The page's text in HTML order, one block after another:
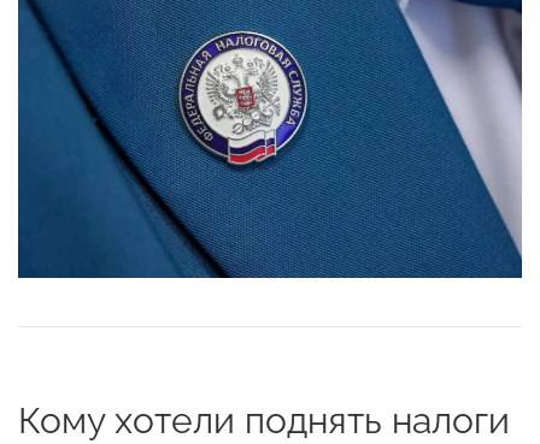
Кому хотели поднять налоги